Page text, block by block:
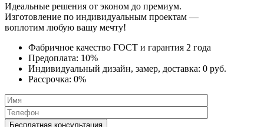
Идеальные решения от эконом до премиум.
Изготовление по индивидуальным проектам —
воплотим любую вашу мечту!
Фабричное качество ГОСТ и гарантия 2 года
Предоплата: 10%
Индивидуальный дизайн, замер, доставка: 0 руб.
Рассрочка: 0%